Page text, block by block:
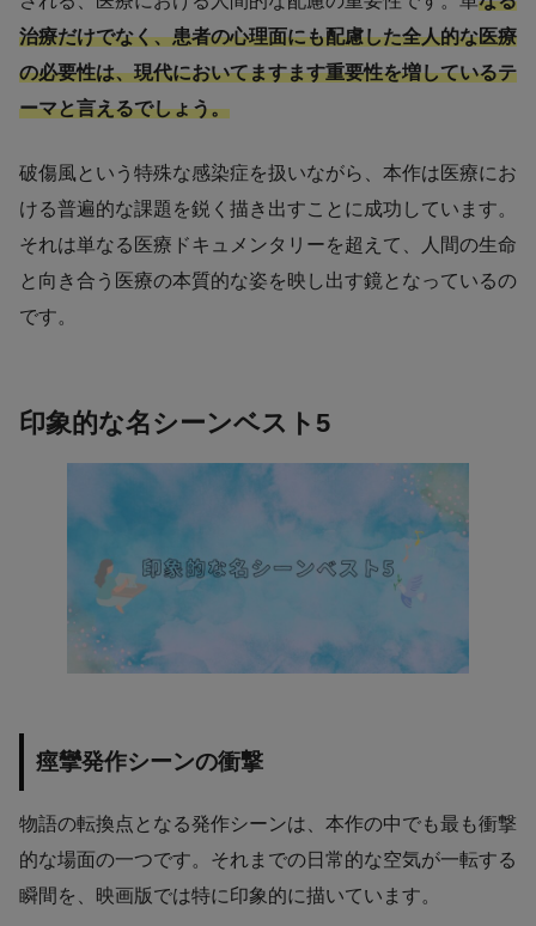
治療だけでなく、患者の心理面にも配慮した全人的な医療
の必要性は、現代においてますます重要性を増しているテ
ーマと言えるでしょう。
破傷風という特殊な感染症を扱いながら、本作は医療にお
ける普遍的な課題を鋭く描き出すことに成功しています。
それは単なる医療ドキュメンタリーを超えて、人間の生命
と向き合う医療の本質的な姿を映し出す鏡となっているの
です。
印象的な名シーンベスト5
痙攣発作シーンの衝撃
物語の転換点となる発作シーンは、本作の中でも最も衝撃
的な場面の一つです。それまでの日常的な空気が一転する
瞬間を、映画版では特に印象的に描いています。